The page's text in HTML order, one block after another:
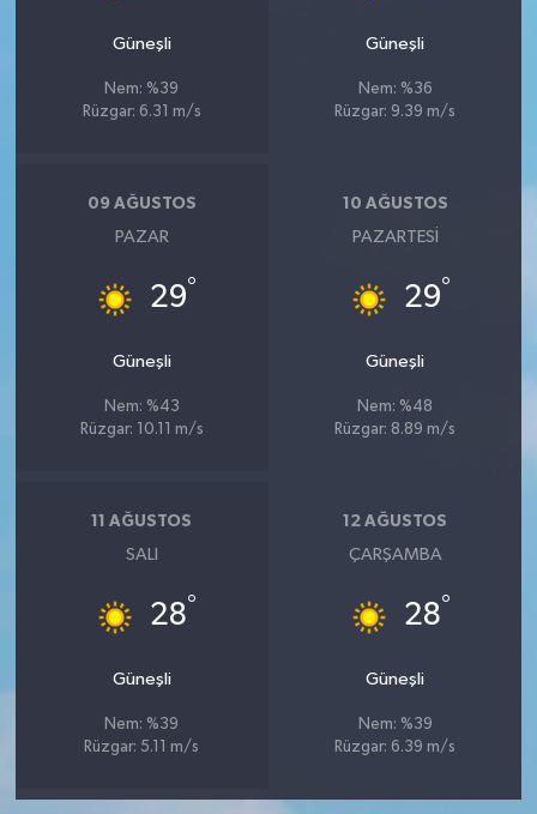
Güneşli
Nem: %39
Rüzgar: 6.31 m/s
Güneşli
Nem: %36
Rüzgar: 9.39 m/s
09 AĞUSTOS
PAZAR
29°
Güneşli
Nem: %43
Rüzgar: 10.11 m/s
10 AĞUSTOS
PAZARTESI
29°
Güneşli
Nem: %48
Rüzgar: 8.89 m/s
11 AĞUSTOS
SALI
28°
Güneşli
Nem: %39
Rüzgar: 5.11 m/s
12 AĞUSTOS
ÇARŞAMBA
28°
Güneşli
Nem: %39
Rüzgar: 6.39 m/s